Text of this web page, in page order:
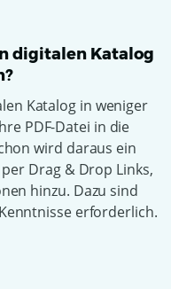
digitalen Katalog
Katalog in weniger
PDF-Datei in die
wird daraus ein
Drag & Drop Links,
hinzu. Dazu sind
erforderlich.